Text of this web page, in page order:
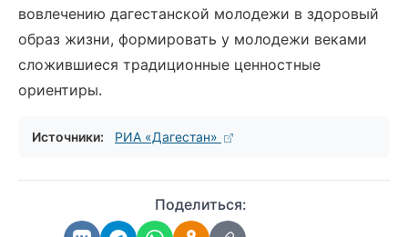
вовлечению дагестанской молодежи в здоровый
образ жизни, формировать у молодежи веками
сложившиеся традиционные ценностные
ориентиры.
Источники: РИА «Дагестан»
Поделиться: